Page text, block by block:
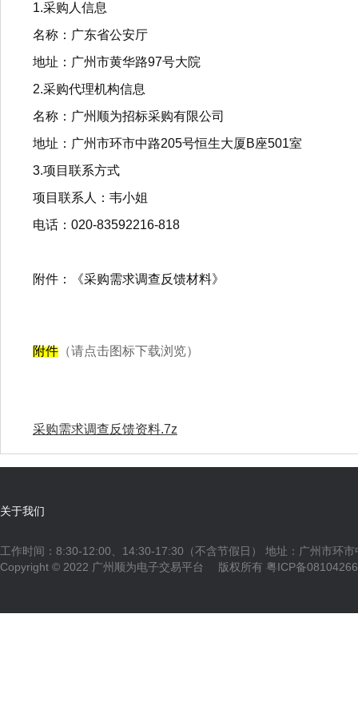
1.采购人信息
名称：广东省公安厅
地址：广州市黄华路97号大院
2.采购代理机构信息
名称：广州顺为招标采购有限公司
地址：广州市环市中路205号恒生大厦B座501室
3.项目联系方式
项目联系人：韦小姐
电话：020-83592216-818
附件：《采购需求调查反馈材料》
附件 （请点击图标下载浏览）
采购需求调查反馈资料.7z
关于我们
工作时间：8:30-12:00、14:30-17:30（不含节假日） 地址：广州市环
Copyright © 2022 广州顺为电子交易平台 版权所有 粤ICP备